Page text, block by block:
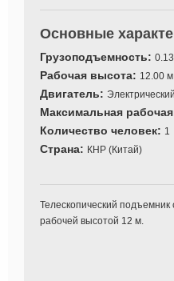
Основные
Грузоподъемность:
Рабочая высота: 12.00 м
Двигатель: Электрический
Максимальная рабочая
Количество человек: 1
Страна: КНР (Китай)
Телескопический подъемник
рабочей высотой 12 м.